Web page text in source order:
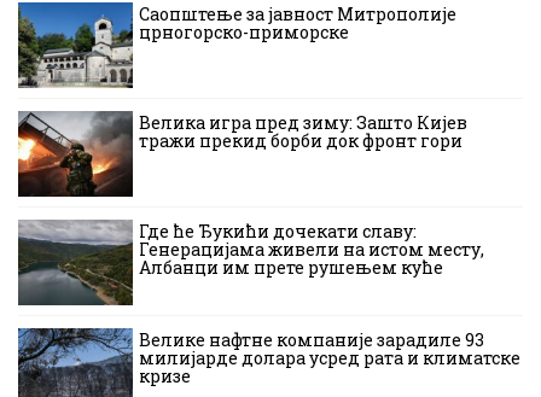
Саопштење за јавност Митрополије
црногорско-приморске
Велика игра пред зиму: Зашто Кијев
тражи прекид борби док фронт гори
Где ће Ђукићи дочекати славу:
Генерацијама живели на истом месту,
Албанци им прете рушењем куће
Велике нафтне компаније зарадиле 93
милијарде долара усред рата и климатске
кризе